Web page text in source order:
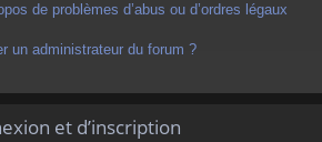
de problèmes d’abus ou d’ordres légaux
un administrateur du forum ?
et d’inscription